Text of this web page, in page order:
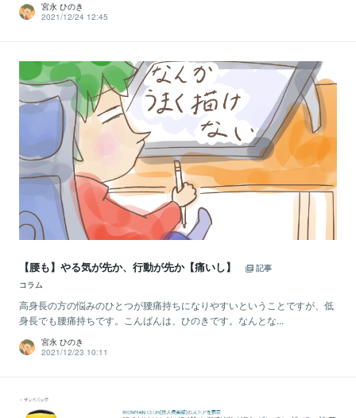
宮永 ひのき
2021/12/24 12:45
【腰も】やる気が先か、行動が先か【痛いし】
記事
コラム
高身長の方の悩みのひとつが腰痛持ちになりやすいということですが、低
身長でも腰痛持ちです。こんばんは、ひのきです。なんとな...
宮永 ひのき
2021/12/23 10:11